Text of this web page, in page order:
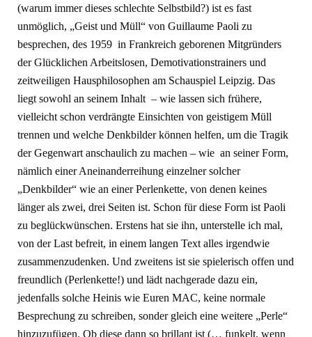
(warum immer dieses schlechte Selbstbild?) ist es fast
unmöglich, „Geist und Müll“ von Guillaume Paoli zu
besprechen, des 1959 in Frankreich geborenen Mitgründers
der Glücklichen Arbeitslosen, Demotivationstrainers und
zeitweiligen Hausphilosophen am Schauspiel Leipzig. Das
liegt sowohl an seinem Inhalt – wie lassen sich frühere,
vielleicht schon verdrängte Einsichten von geistigem Müll
trennen und welche Denkbilder können helfen, um die Tragik
der Gegenwart anschaulich zu machen – wie an seiner Form,
nämlich einer Aneinanderreihung einzelner solcher
„Denkbilder“ wie an einer Perlenkette, von denen keines
länger als zwei, drei Seiten ist. Schon für diese Form ist Paoli
zu beglückwünschen. Erstens hat sie ihn, unterstelle ich mal,
von der Last befreit, in einem langen Text alles irgendwie
zusammenzudenken. Und zweitens ist sie spielerisch offen und
freundlich (Perlenkette!) und lädt nachgerade dazu ein,
jedenfalls solche Heinis wie Euren MAC, keine normale
Besprechung zu schreiben, sonder gleich eine weitere „Perle“
hinzuzufügen. Ob diese dann so brillant ist (… funkelt, wenn